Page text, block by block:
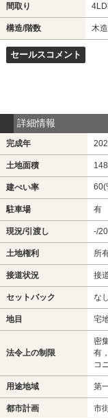
間取り
構造/階数 木
セールスコメント
詳細情報
完成年
土地面積
建ぺい率
駐車場 有
現況/引渡し -/
土地権利 所
接道状況 接
セットバック なし
地目 宅
法令上の制限
密
有
コ
用途地域 第
都市計画 市